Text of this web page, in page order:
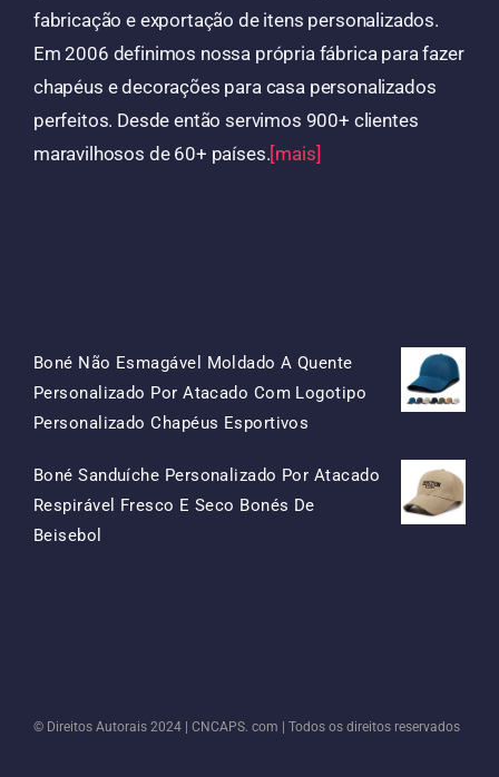
fabricação e exportação de itens personalizados.
Em 2006 definimos nossa própria fábrica para fazer
chapéus e decorações para casa personalizados
perfeitos. Desde então servimos 900+ clientes
maravilhosos de 60+ países.[mais]
Boné Não Esmagável Moldado A Quente
Personalizado Por Atacado Com Logotipo
Personalizado Chapéus Esportivos
Original
Era:
Atual
É:
Boné Sanduíche Personalizado Por Atacado
Respirável Fresco E Seco Bonés De
Beisebol
© Direitos Autorais 2024 | CNCAPS. com | Todos os direitos reservados